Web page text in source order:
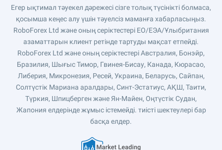
Егер ықтимал тәуекел дәрежесі сізге толық түсінікті болмаса,
қосымша кеңес алу үшін тәуелсіз маманға хабарласыңыз.
RoboForex Ltd және оның серіктестері ЕО/ЕЭА/Ұлыбритания
азаматтарын клиент ретінде тартуды мақсат етпейді.
RoboForex Ltd және оның серіктестері Австралия, Бонэйр,
Бразилия, Шығыс Тимор, Гвинея-Бисау, Канада, Кюрасао,
Либерия, Микронезия, Ресей, Украина, Беларусь, Сайпан,
Солтүстік Мариана аралдары, Синт-Эстатиус, АҚШ, Таити,
Түркия, Шпицберген және Ян-Майен, Оңтүстік Судан,
Жапония елдерінде жұмыс істемейді. тиісті шектеулері бар
басқа елдер.